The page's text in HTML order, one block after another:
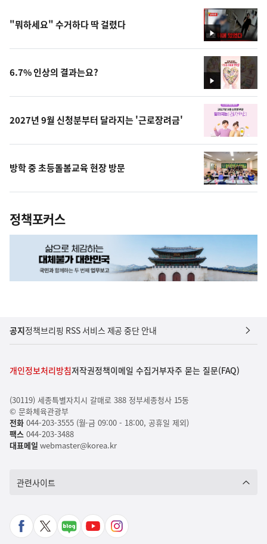
영
상
"뭐하세요" 수거하다 딱 걸렸다
영
상
6.7% 인상의 결과는요?
2027년 9월 신청분부터 달라지는 '근로장려금'
방학 중 초등돌봄교육 현장 방문
정책포커스
공지정책브리핑 RSS 서비스 제공 중단 안내
개인정보처리방침저작권정책이메일 수집거부자주 묻는 질문(FAQ)
(30119) 세종특별자치시 갈매로 388 정부세종청사 15동
© 문화체육관광부
전화044-203-3555 (월-금 09:00 - 18:00, 공휴일 제외)
팩스044-203-3488
대표메일 webmaster@korea.kr
관련사이트
페
X
네
유
인